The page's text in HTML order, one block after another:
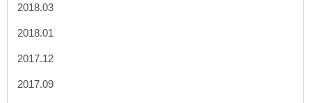
2018.03
2018.01
2017.12
2017.09